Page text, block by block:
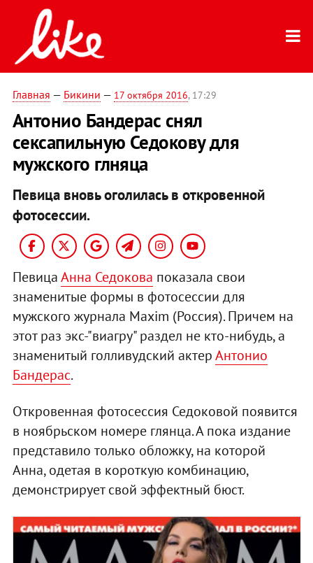
Главная — Бикини — 17 октября 2016, 17:29
Антонио Бандерас снял
сексапильную Седокову для
мужского глняца
Певица вновь оголилась в откровенной
фотосессии.
ПевицаАнна Седокова показала свои
знаменитые формы в фотосессии для
мужского журнала Maxim (Россия). Причем на
этот раз экс-"виагру" раздел не кто-нибудь, а
знаменитый голливудский актерАнтонио
Бандерас.
Откровенная фотосессия Седоковой появится
в ноябрьском номере глянца. А пока издание
представило только обложку, на которой
Анна, одетая в короткую комбинацию,
демонстрирует свой эффектный бюст.